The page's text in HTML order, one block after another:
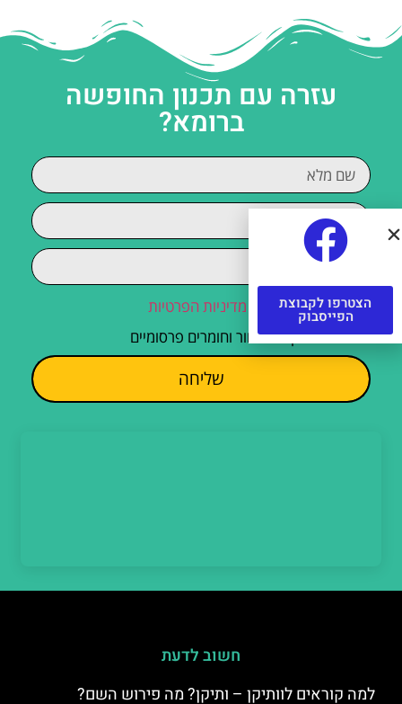
עזרה עם תכנון החופשה
ברומא?
קראתי והסכמתי ל מדיניות הפרטיות
מאשר/ת קבלת דיוור וחומרים פרסומיים
שליחה
חשוב לדעת
למה קוראים לוותיקן – ותיקן? מה פירוש השם?
הצטרפו לקבוצת
הפייסבוק